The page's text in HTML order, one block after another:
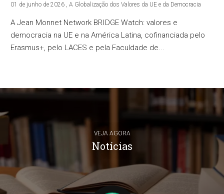
01 de junho de 2026 , A Globalização dos Valores da UE e da Democracia
A Jean Monnet Network BRIDGE Watch: valores e
democracia na UE e na América Latina, cofinanciada pelo
Erasmus+, pelo LACES e pela Faculdade de...
VEJA AGORA
Notícias